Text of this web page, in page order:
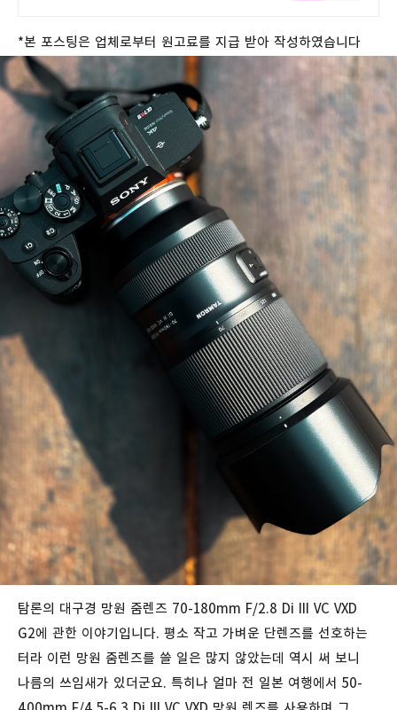
*본 포스팅은 업체로부터 원고료를 지급 받아 작성하였습니다
탐론의 대구경 망원 줌렌즈 70-180mm F/2.8 Di III VC VXD
G2에 관한 이야기입니다. 평소 작고 가벼운 단렌즈를 선호하는
터라 이런 망원 줌렌즈를 쓸 일은 많지 않았는데 역시 써 보니
나름의 쓰임새가 있더군요. 특히나 얼마 전 일본 여행에서 50-